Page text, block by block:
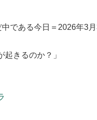
中である今日＝2026年3
きるのか？」